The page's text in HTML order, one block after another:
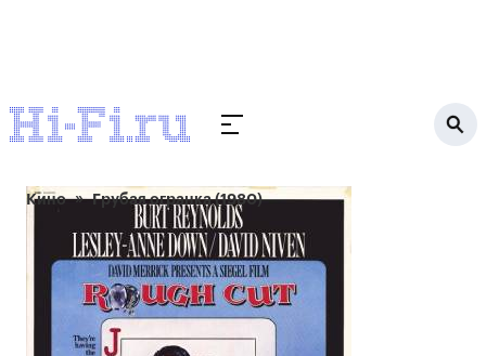
Кино Грубая огранка (1980)